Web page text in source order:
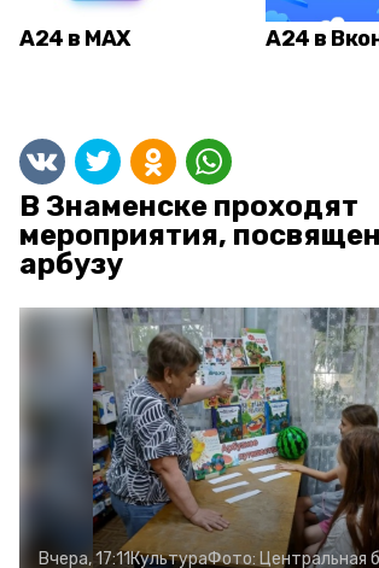
А24 в MAX А24 в
В Знаменске проходят
мероприятия,
арбузу
Вчера, 17:11КультураФото: Центральная